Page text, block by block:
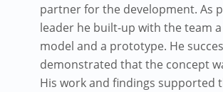
partner for the development. As
leader he built-up with the team
model and a prototype. He
demonstrated that the concept
His work and findings supported